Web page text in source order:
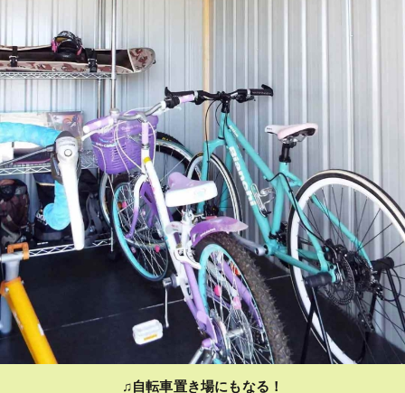
♫自転車置き場にもなる！